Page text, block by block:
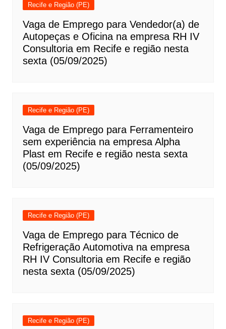
Recife e Região (PE)
Vaga de Emprego para Vendedor(a) de
Autopeças e Oficina na empresa RH IV
Consultoria em Recife e região nesta
sexta (05/09/2025)
Recife e Região (PE)
Vaga de Emprego para Ferramenteiro
sem experiência na empresa Alpha
Plast em Recife e região nesta sexta
(05/09/2025)
Recife e Região (PE)
Vaga de Emprego para Técnico de
Refrigeração Automotiva na empresa
RH IV Consultoria em Recife e região
nesta sexta (05/09/2025)
Recife e Região (PE)